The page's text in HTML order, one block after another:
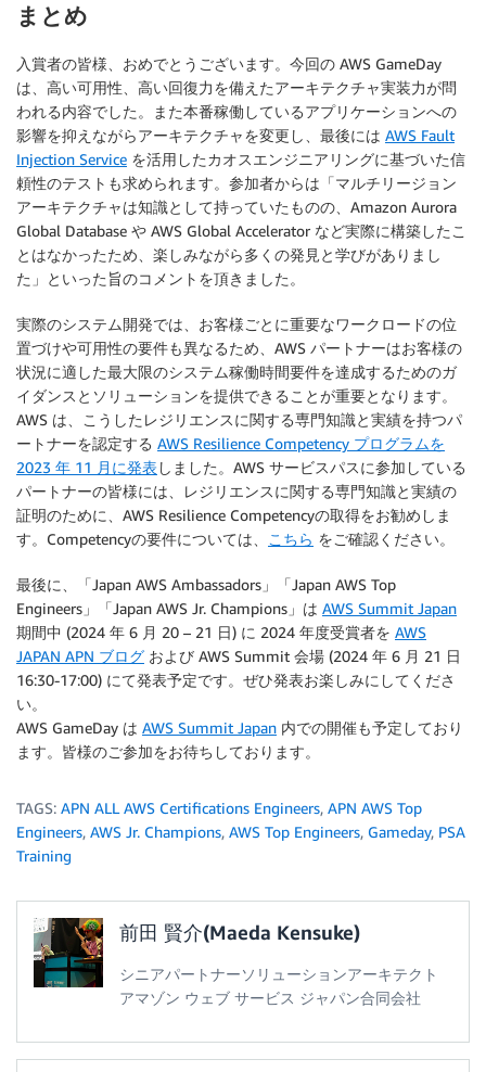
まとめ
入賞者の皆様、おめでとうございます。今回の AWS GameDay
は、高い可用性、高い回復力を備えたアーキテクチャ実装力が問
われる内容でした。また本番稼働しているアプリケーションへの
影響を抑えながらアーキテクチャを変更し、最後には AWS Fault
Injection Service を活用したカオスエンジニアリングに基づいた信
頼性のテストも求められます。参加者からは「マルチリージョン
アーキテクチャは知識として持っていたものの、Amazon Aurora
Global Database や AWS Global Accelerator など実際に構築したこ
とはなかったため、楽しみながら多くの発見と学びがありまし
た」といった旨のコメントを頂きました。
実際のシステム開発では、お客様ごとに重要なワークロードの位
置づけや可用性の要件も異なるため、AWS パートナーはお客様の
状況に適した最大限のシステム稼働時間要件を達成するためのガ
イダンスとソリューションを提供できることが重要となります。
AWS は、こうしたレジリエンスに関する専門知識と実績を持つパ
ートナーを認定する AWS Resilience Competency プログラムを
2023 年 11 月に発表しました。AWS サービスパスに参加している
パートナーの皆様には、レジリエンスに関する専門知識と実績の
証明のために、AWS Resilience Competencyの取得をお勧めしま
す。Competencyの要件については、 こちら をご確認ください。
最後に、「Japan AWS Ambassadors」「Japan AWS Top
Engineers」「Japan AWS Jr. Champions」は AWS Summit Japan
期間中 (2024 年 6 月 20 – 21 日) に 2024 年度受賞者を AWS
JAPAN APN ブログ および AWS Summit 会場 (2024 年 6 月 21 日
16:30-17:00) にて発表予定です。ぜひ発表お楽しみにしてくださ
い。
AWS GameDay は AWS Summit Japan 内での開催も予定しており
ます。皆様のご参加をお待ちしております。
TAGS: APN ALL AWS Certifications Engineers, APN AWS Top
Engineers, AWS Jr. Champions, AWS Top Engineers, Gameday, PSA
Training
前田 賢介(Maeda Kensuke)
シニアパートナーソリューションアーキテクト
アマゾン ウェブ サービス ジャパン合同会社